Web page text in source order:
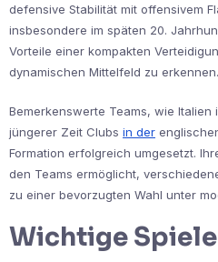
defensive Stabilität mit offensivem
insbesondere im späten 20.
Vorteile einer kompakten
dynamischen Mittelfeld zu erkennen.
Bemerkenswerte Teams, wie Italien
jüngerer Zeit Clubs in der
Formation erfolgreich umgesetzt.
den Teams ermöglicht,
zu einer bevorzugten Wahl unter
Wichtige